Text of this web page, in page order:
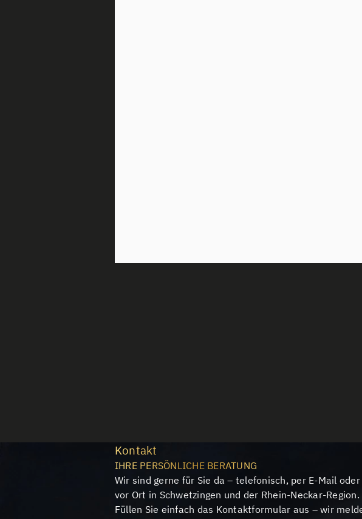
Kontakt
IHRE PERSÖNLICHE BERATUNG
Wir sind gerne für Sie da – telefonisch, per E-Mail
vor Ort in Schwetzingen und der Rhein-Neckar-Region.
Füllen Sie einfach das Kontaktformular aus – wir